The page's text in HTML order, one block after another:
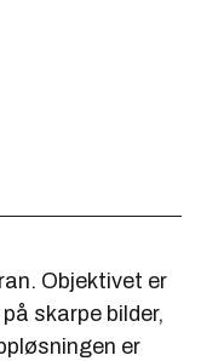
Objektivet er
skarpe bilder,
er